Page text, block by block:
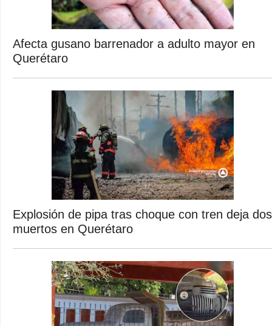
Afecta gusano barrenador a adulto mayor en
Querétaro
Explosión de pipa tras choque con tren deja dos
muertos en Querétaro